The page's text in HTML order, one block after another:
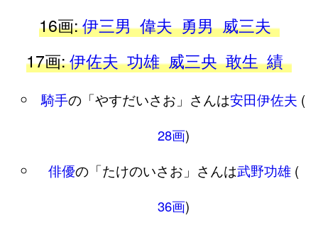
16画:伊三男 偉夫 勇男 威三夫
17画:伊佐夫 功雄 威三央 敢生 績
騎手の「やすだいさお」さんは安田伊佐夫 (
28画)
俳優の「たけのいさお」さんは武野功雄(
36画)